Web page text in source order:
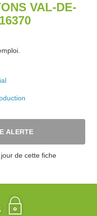
VAL-DE-
ALERTE
de cette fiche